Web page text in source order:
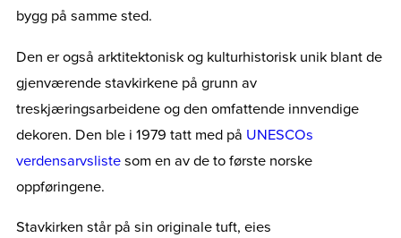
bygg på samme sted.
Den er også arktitektonisk og kulturhistorisk unik blant de
gjenværende stavkirkene på grunn av
treskjæringsarbeidene og den omfattende innvendige
dekoren. Den ble i 1979 tatt med på UNESCOs
verdensarvslistesom en av de to første norske
oppføringene.
Stavkirken står på sin originale tuft, eies